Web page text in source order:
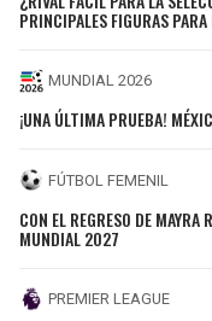
PRINCIPALES FIGURAS
MUNDIAL 2026
¡UNA ÚLTIMA PRUEBA!
FÚTBOL FEMENIL
CON EL REGRESO DE
MUNDIAL 2027
PREMIER LEAGUE